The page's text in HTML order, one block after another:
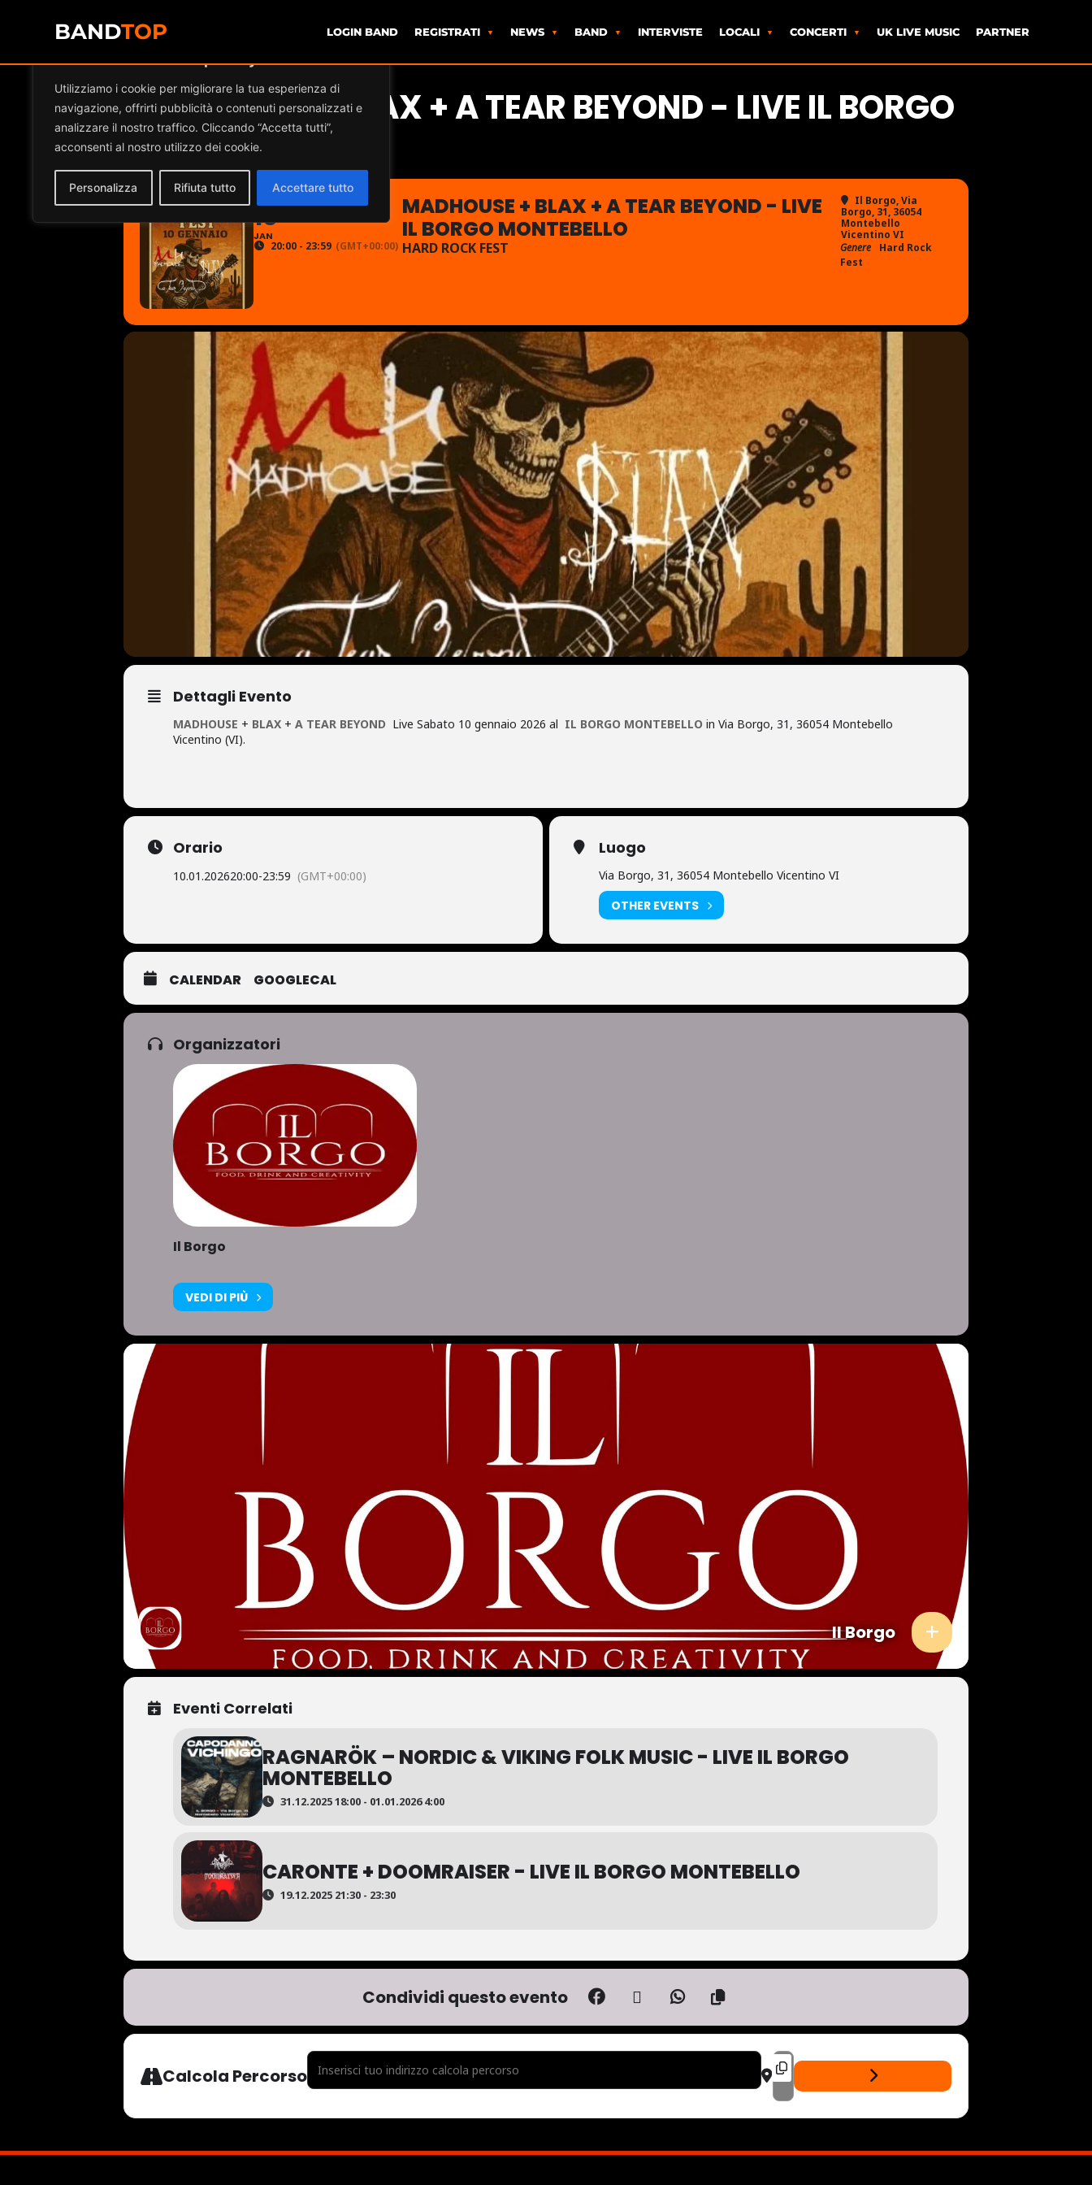
Utilizziamo i cookie per migliorare la tua esperienza di
navigazione, offrirti pubblicità o contenuti personalizzati e
analizzare il nostro traffico. Cliccando “Accetta tutti”,
acconsenti al nostro utilizzo dei cookie.
Personalizza Rifiuta tutto Accettare tutto
BANDTOP LOGIN BAND REGISTRATI NEWS BAND INTERVISTE LOCALI CONCERTI UK LIVE MUSIC PARTNER
MADHOUSE + BLAX + A TEAR BEYOND - LIVE IL BORGO
MONTEBELLO
10
JAN
20:00 - 23:59 (GMT+00:00)
MADHOUSE + BLAX + A TEAR BEYOND - LIVE
IL BORGO MONTEBELLO
HARD ROCK FEST
Il Borgo, Via
Borgo, 31, 36054
Montebello
Vicentino VI
Genere
Hard Rock
Fest
Dettagli Evento
MADHOUSE + BLAX + A TEAR BEYOND Live Sabato 10 gennaio 2026 al IL BORGO MONTEBELLO in Via Borgo, 31, 36054 Montebello
Vicentino (VI).
Orario
10.01.202620:00-23:59 (GMT+00:00)
Luogo
Via Borgo, 31, 36054 Montebello Vicentino VI
OTHER EVENTS
CALENDAR GOOGLECAL
Organizzatori
Il Borgo
VEDI DI PIÙ
Il Borgo
Eventi Correlati
RAGNARÖK – NORDIC & VIKING FOLK MUSIC - LIVE IL BORGO
MONTEBELLO
31.12.2025 18:00 - 01.01.2026 4:00
CARONTE + DOOMRAISER - LIVE IL BORGO MONTEBELLO
19.12.2025 21:30 - 23:30
Condividi questo evento
Calcola Percorso
ADDRESS - MADHOUSE + BLAX + A TEAR BEYOND - LIVE IL BORGO MONTEBELLO [Q0T3IKYJM] DESTINATION ADDRESS - MADHOUSE + BLAX + A TEAR BEYOND -